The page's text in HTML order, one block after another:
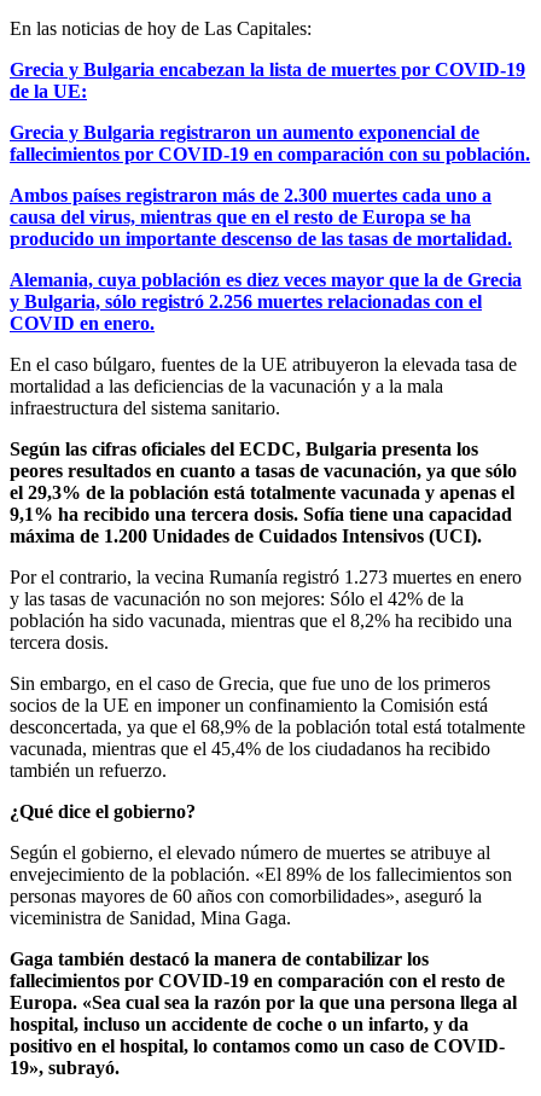
En las noticias de hoy de Las Capitales:
Grecia y Bulgaria encabezan la lista de muertes por COVID-19
de la UE:
Grecia y Bulgaria registraron un aumento exponencial de
fallecimientos por COVID-19 en comparación con su población.
Ambos países registraron más de 2.300 muertes cada uno a
causa del virus, mientras que en el resto de Europa se ha
producido un importante descenso de las tasas de mortalidad.
Alemania, cuya población es diez veces mayor que la de Grecia
y Bulgaria, sólo registró 2.256 muertes relacionadas con el
COVID en enero.
En el caso búlgaro, fuentes de la UE atribuyeron la elevada tasa de
mortalidad a las deficiencias de la vacunación y a la mala
infraestructura del sistema sanitario.
Según las cifras oficiales del ECDC, Bulgaria presenta los
peores resultados en cuanto a tasas de vacunación, ya que sólo
el 29,3% de la población está totalmente vacunada y apenas el
9,1% ha recibido una tercera dosis. Sofía tiene una capacidad
máxima de 1.200 Unidades de Cuidados Intensivos (UCI).
Por el contrario, la vecina Rumanía registró 1.273 muertes en enero
y las tasas de vacunación no son mejores: Sólo el 42% de la
población ha sido vacunada, mientras que el 8,2% ha recibido una
tercera dosis.
Sin embargo, en el caso de Grecia, que fue uno de los primeros
socios de la UE en imponer un confinamiento la Comisión está
desconcertada, ya que el 68,9% de la población total está totalmente
vacunada, mientras que el 45,4% de los ciudadanos ha recibido
también un refuerzo.
¿Qué dice el gobierno?
Según el gobierno, el elevado número de muertes se atribuye al
envejecimiento de la población. «El 89% de los fallecimientos son
personas mayores de 60 años con comorbilidades», aseguró la
viceministra de Sanidad, Mina Gaga.
Gaga también destacó la manera de contabilizar los
fallecimientos por COVID-19 en comparación con el resto de
Europa. «Sea cual sea la razón por la que una persona llega al
hospital, incluso un accidente de coche o un infarto, y da
positivo en el hospital, lo contamos como un caso de COVID-
19», subrayó.